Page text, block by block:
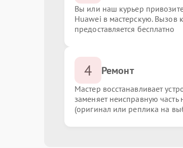
Вы или наш курьер
Huawei в мастерскую. Вызов
предоставляется бесплатно
4 Ремонт
Мастер восстанавливает
заменяет неисправную часть
(оригинал или реплика на